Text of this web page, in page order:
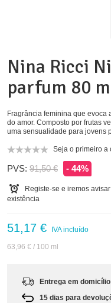
Nina Ricci
parfum 80
Fragrância feminina que evoca
do amor. Composto por frutas
uma sensualidade para jovens
Seja o primeiro a
PVS: 91,50 € - 44%
Registe-se e iremos
existência
51,17 € IVA incluído
63,96 € / 100 ml
Entrega em
15 dias para